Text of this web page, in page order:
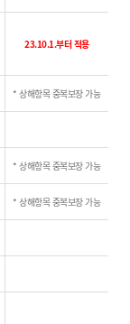
23.10.1.부터 적용
* 상해항목 중복보장 가능
* 상해항목 중복보장 가능
* 상해항목 중복보장 가능